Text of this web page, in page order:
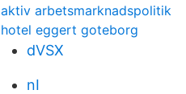
aktiv arbetsmarknadspolitik
hotel eggert goteborg
dVSX
nI